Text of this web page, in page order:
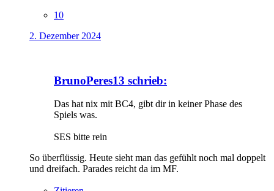
10
2. Dezember 2024
BrunoPeres13 schrieb:
Das hat nix mit BC4, gibt dir in keiner Phase des
Spiels was.
SES bitte rein
So überflüssig. Heute sieht man das gefühlt noch mal doppelt
und dreifach. Parades reicht da im MF.